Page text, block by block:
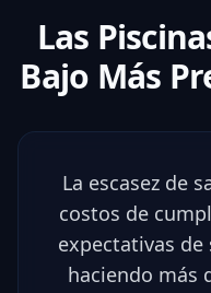
Las
Bajo Más
La escasez de
costos de
expectativas
haciendo más